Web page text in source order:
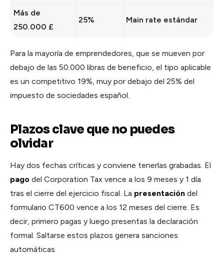
Más de
250.000 £
25% Main rate estándar
Para la mayoría de emprendedores, que se mueven por
debajo de las 50.000 libras de beneficio, el tipo aplicable
es un competitivo 19%, muy por debajo del 25% del
impuesto de sociedades español.
Plazos clave que no puedes
olvidar
Hay dos fechas críticas y conviene tenerlas grabadas. El
pago del Corporation Tax vence a los 9 meses y 1 día
tras el cierre del ejercicio fiscal. La presentación del
formulario CT600 vence a los 12 meses del cierre. Es
decir, primero pagas y luego presentas la declaración
formal. Saltarse estos plazos genera sanciones
automáticas.